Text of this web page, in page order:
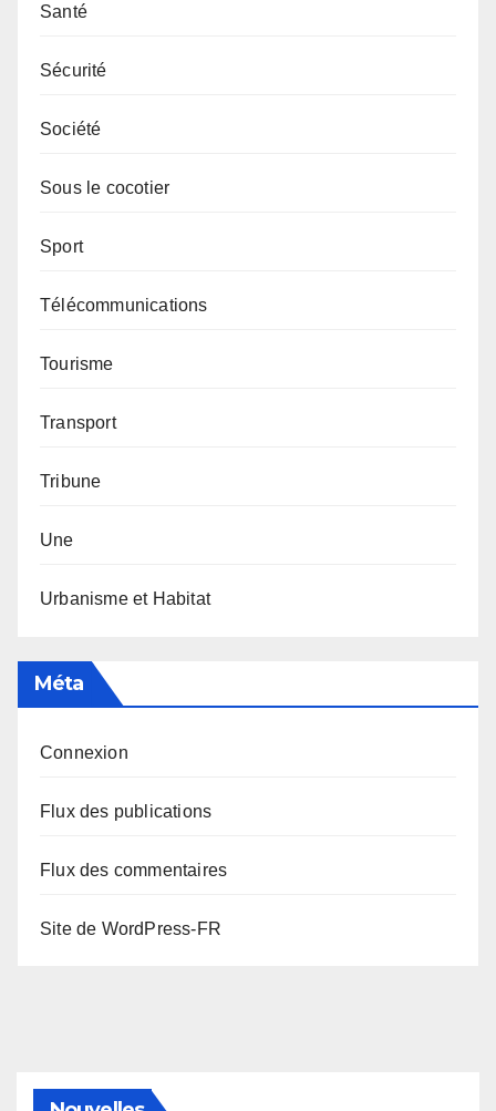
Santé
Sécurité
Société
Sous le cocotier
Sport
Télécommunications
Tourisme
Transport
Tribune
Une
Urbanisme et Habitat
Méta
Connexion
Flux des publications
Flux des commentaires
Site de WordPress-FR